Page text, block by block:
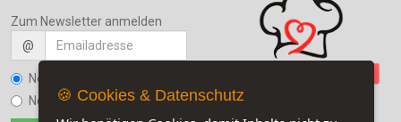
Zum Newsletter anmelden
@
Newsletter bestellen
Newsletter kündigen
🍪 Cookies & Datenschutz